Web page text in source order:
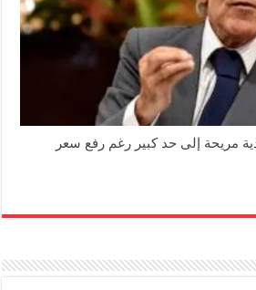
مريحة إلى حد كبير رغم رفع سعر